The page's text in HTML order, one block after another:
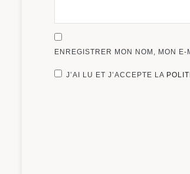
ENREGISTRER MON NOM, MON
J’AI LU ET J’ACCEPTE LA